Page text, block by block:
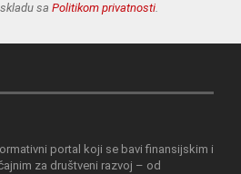
sa Politikom privatnosti.
portal koji se bavi finansijskim i
za društveni razvoj – od